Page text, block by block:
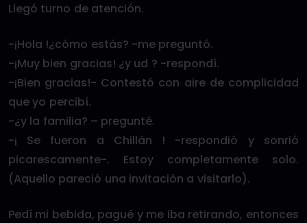
Llegó turno de atención.
-¡Hola !¿cómo estás? -me preguntó.
-¡Muy bien gracias! ¿y ud ? -respondí.
-¡Bien gracias!- Contestó con aire de complicidad
que yo percibí.
-¿y la familia? – pregunté.
-¡ Se fueron a Chillán ! -respondió y sonrió
picarescamente-. Estoy completamente solo.
(Aquello pareció una invitación a visitarlo).
Pedí mi bebida, pagué y me iba retirando, entonces